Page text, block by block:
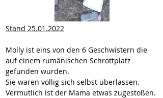
Stand 25.01.2022
Molly ist eins von den 6 Geschwistern die
auf einem rumänischen Schrottplatz
gefunden wurden.
Sie waren völlig sich selbst überlassen.
Vermutlich ist der Mama etwas zugestoßen.